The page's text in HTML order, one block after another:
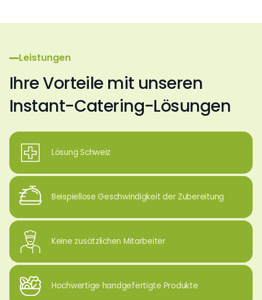
Leistungen
Ihre Vorteile mit unseren
Instant-Catering-Lösungen
Lösung Schweiz
Beispiellose Geschwindigkeit der Zubereitung
Keine zusätzlichen Mitarbeiter
Hochwertige handgefertigte Produkte